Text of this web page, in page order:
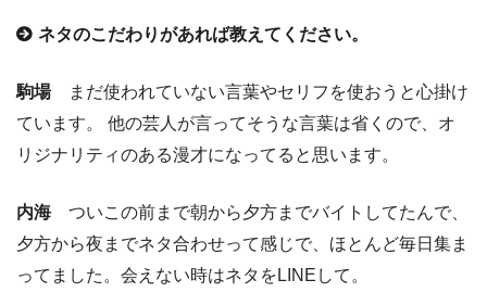
ネタのこだわりがあれば教えてください。
駒場まだ使われていない言葉やセリフを使おうと心掛け
ています。 他の芸人が言ってそうな言葉は省くので、オ
リジナリティのある漫才になってると思います。
内海 ついこの前まで朝から夕方までバイトしてたんで、
夕方から夜までネタ合わせって感じで、ほとんど毎日集ま
ってました。会えない時はネタをLINEして。